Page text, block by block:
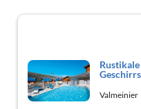
Valmeinier